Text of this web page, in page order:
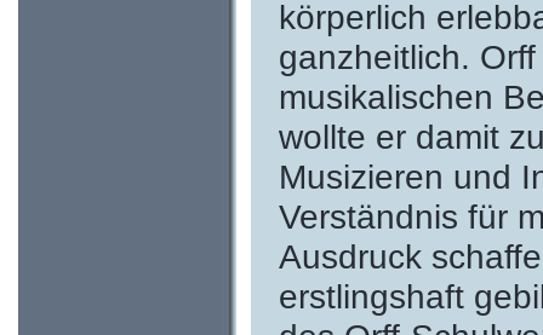
körperlich
ganzheitlich.
musikalischen
wollte er damit
Musizieren und
Verständnis für
Ausdruck
erstlingshaft